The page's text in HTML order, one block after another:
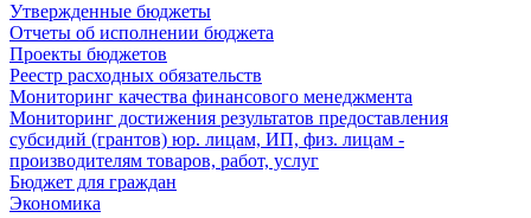
Утвержденные бюджеты
Отчеты об исполнении бюджета
Проекты бюджетов
Реестр расходных обязательств
Мониторинг качества финансового менеджмента
Мониторинг достижения результатов предоставления
субсидий (грантов) юр. лицам, ИП, физ. лицам -
производителям товаров, работ, услуг
Бюджет для граждан
Экономика